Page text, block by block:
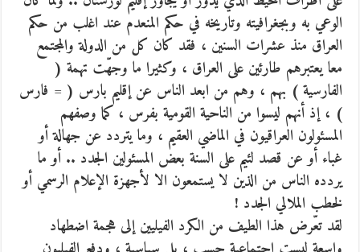
الوعي به وبجغرافيته وتاريخه في حكم المنعدم عند اغلب من حكم
العراق منذ عشرات السنين ، فقد كان كل من الدولة والمجتمع
معا يعتبرهم طارئين على العراق ، وكثيرا ما وجهّت تهمة (
الفارسية ) بهم ، وهم من ابعد الناس عن إقليم بارس ( = فارس
) ، إذ أنهم ليسوا من الناحية القومية بفرس ، كما وصفهم
المسئولون العراقيون في الماضي العقيم ، وما يتردد عن جهالة أو
غباء أو عن قصد لئيم على السنة بعض المسئولين الجدد .. أو ما
يردده الناس من الذين لا يستمعون الا لأجهزة الإعلام الرسمي أو
لخطب الملالي الجدد !
لقد تعّرض هذا الطيف من الكرد الفيليين إلى هجمة اضطهاد